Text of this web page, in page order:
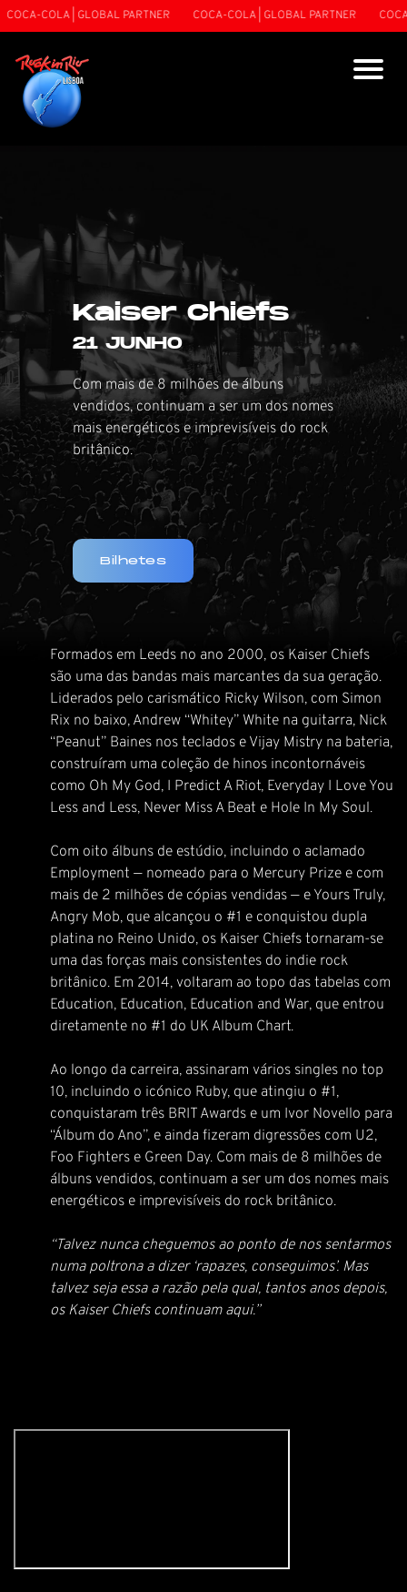
COLA | GLOBAL PARTNER COCA-COLA | GLOBAL PARTNER COCA-
Kaiser Chiefs
21 JUNHO
Com mais de 8 milhões de álbuns
vendidos, continuam a ser um dos nomes
mais energéticos e imprevisíveis do rock
britânico.
Bilhetes
Formados em Leeds no ano 2000, os Kaiser Chiefs
são uma das bandas mais marcantes da sua geração.
Liderados pelo carismático Ricky Wilson, com Simon
Rix no baixo, Andrew “Whitey” White na guitarra, Nick
“Peanut” Baines nos teclados e Vijay Mistry na bateria,
construíram uma coleção de hinos incontornáveis
como Oh My God, I Predict A Riot, Everyday I Love You
Less and Less, Never Miss A Beat e Hole In My Soul.
Com oito álbuns de estúdio, incluindo o aclamado
Employment — nomeado para o Mercury Prize e com
mais de 2 milhões de cópias vendidas — e Yours Truly,
Angry Mob, que alcançou o #1 e conquistou dupla
platina no Reino Unido, os Kaiser Chiefs tornaram-se
uma das forças mais consistentes do indie rock
britânico. Em 2014, voltaram ao topo das tabelas com
Education, Education, Education and War, que entrou
diretamente no #1 do UK Album Chart.
Ao longo da carreira, assinaram vários singles no top
10, incluindo o icónico Ruby, que atingiu o #1,
conquistaram três BRIT Awards e um Ivor Novello para
“Álbum do Ano”, e ainda fizeram digressões com U2,
Foo Fighters e Green Day. Com mais de 8 milhões de
álbuns vendidos, continuam a ser um dos nomes mais
energéticos e imprevisíveis do rock britânico.
“Talvez nunca cheguemos ao ponto de nos sentarmos
numa poltrona a dizer ‘rapazes, conseguimos’. Mas
talvez seja essa a razão pela qual, tantos anos depois,
os Kaiser Chiefs continuam aqui.”